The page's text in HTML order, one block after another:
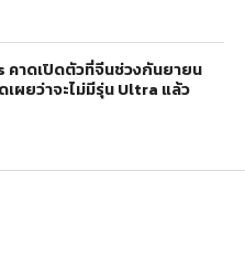
คาดเปิดตัวที่จีนช่วงกันยายน
เผยว่าจะไม่มีรุ่น Ultra แล้ว